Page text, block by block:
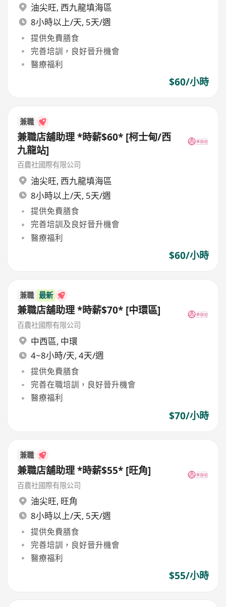
油尖旺, 西九龍填海區
8小時以上/天, 5天/週
提供免費膳食
完善培訓，良好晉升機會
醫療福利
$60/小時
兼職
兼職店舖助理 *時薪$60* [柯士甸/西
九龍站]
百農社國際有限公司
油尖旺, 西九龍填海區
8小時以上/天, 5天/週
提供免費膳食
完善培訓及良好晉升機會
醫療福利
$60/小時
兼職 最新
兼職店舖助理 *時薪$70* [中環區]
百農社國際有限公司
中西區, 中環
4~8小時/天, 4天/週
提供免費膳食
完善在職培訓，良好晉升機會
醫療福利
$70/小時
兼職
兼職店舖助理 *時薪$55* [旺角]
百農社國際有限公司
油尖旺, 旺角
8小時以上/天, 5天/週
提供免費膳食
完善培訓，良好晉升機會
醫療福利
$55/小時